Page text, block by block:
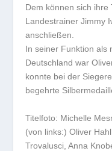
Dem können sich ihre
Landestrainer Jimmy
anschließen.
In seiner Funktion als
Deutschland war
konnte bei der
begehrte
Titelfoto: Michelle
(von links:) Oliver
Trovalusci, Anna